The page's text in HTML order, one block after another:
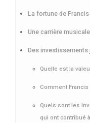
La fortune de
Une carrière
Des investissements
Quelle est la
Comment
Quels sont les
qui ont contribué